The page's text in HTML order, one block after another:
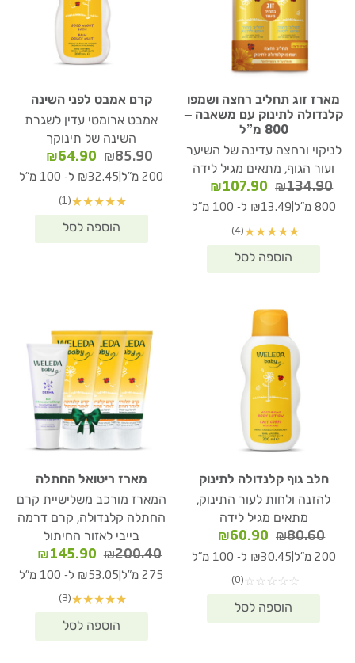
מארז זוג תחליב רחצה ושמפו
קלנדולה לתינוק עם משאבה –
800 מ”ל
לניקוי ורחצה עדינה של השיער
ועור הגוף, מתאים מגיל לידה
₪134.90
המחיר
המקורי
₪134.90.
₪107.90
המחיר
הנוכחי
800 מ"ל ₪13.49 ל- 100 מ"ל
★
★
★
★
★
(4)
קרם אמבט לפני השינה
אמבט ארומטי עדין לשגרת
השינה של תינוקך
₪85.90
המחיר
המקורי
₪85.90.
₪64.90
הנוכחי
200 מ"ל ₪32.45 ל- 100 מ"ל
★
★
★
★
★
(1)
חלב גוף קלנדולה לתינוק
להזנה ולחות לעור התינוק,
מתאים מגיל לידה
₪80.60
המחיר
המקורי
₪80.60.
₪60.90
המחיר
הנוכחי
200 מ"ל ₪30.45 ל- 100 מ"ל
☆
☆
☆
☆
☆
(0)
מארז ריטואל החתלה
המארז מורכב משלישיית קרם
החתלה קלנדולה, קרם דרמה
בייבי לאזור החיתול
₪200.40
המחיר
המקורי
₪200.40.
₪145.90
הנוכחי
275 מ"ל ₪53.05 ל- 100 מ"ל
★
★
★
★
★
(3)